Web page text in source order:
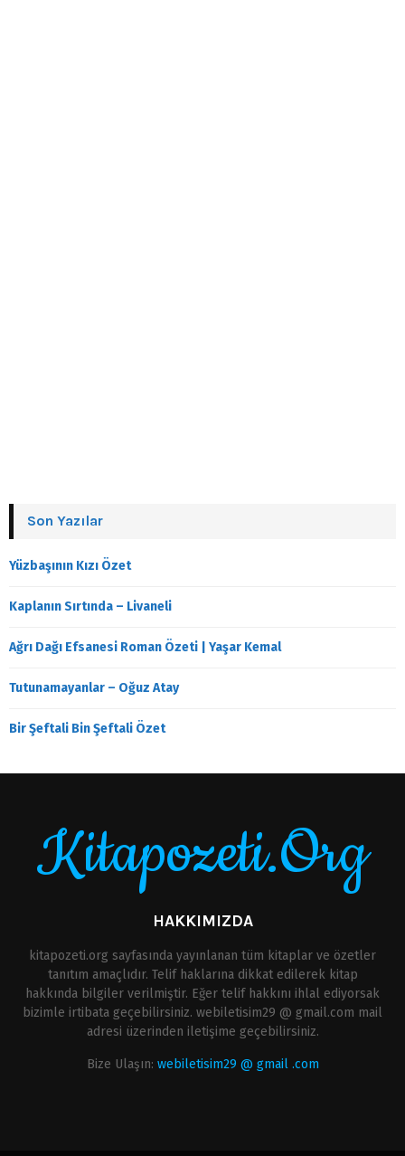
Son Yazılar
Yüzbaşının Kızı Özet
Kaplanın Sırtında – Livaneli
Ağrı Dağı Efsanesi Roman Özeti | Yaşar Kemal
Tutunamayanlar – Oğuz Atay
Bir Şeftali Bin Şeftali Özet
Kitapozeti.Org
HAKKIMIZDA
kitapozeti.org sayfasında yayınlanan tüm kitaplar ve özetler
tanıtım amaçlıdır. Telif haklarına dikkat edilerek kitap
hakkında bilgiler verilmiştir. Eğer telif hakkını ihlal ediyorsak
bizimle irtibata geçebilirsiniz. webiletisim29 @ gmail.com mail
adresi üzerinden iletişime geçebilirsiniz.
Bize Ulaşın: webiletisim29 @ gmail .com